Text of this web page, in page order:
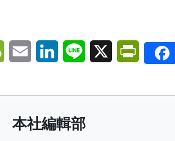
WeChatEmail LinkedInLine X
本社編輯部